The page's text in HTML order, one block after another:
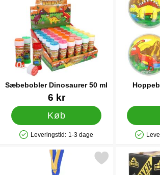
Sæbebobler Dinosaurer 50 ml
Varenr 869826 kr
Køb
Produkttilgængelighed: På lager
Leveringstid: 1-3 dage
Varenr
Markér chokolademedalje Sverige